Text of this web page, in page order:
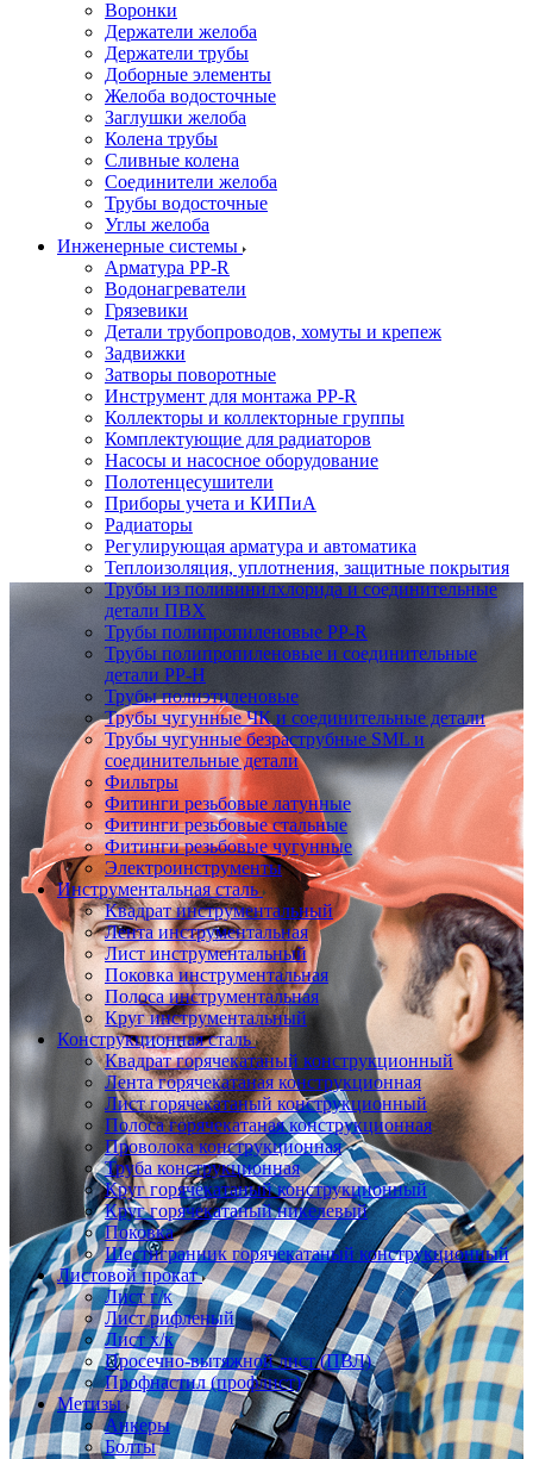
Воронки
Держатели желоба
Держатели трубы
Доборные элементы
Желоба водосточные
Заглушки желоба
Колена трубы
Сливные колена
Соединители желоба
Трубы водосточные
Углы желоба
Инженерные системы
Арматура PP-R
Водонагреватели
Грязевики
Детали трубопроводов, хомуты и крепеж
Задвижки
Затворы поворотные
Инструмент для монтажа PP-R
Коллекторы и коллекторные группы
Комплектующие для радиаторов
Насосы и насосное оборудование
Полотенцесушители
Приборы учета и КИПиА
Радиаторы
Регулирующая арматура и автоматика
Теплоизоляция, уплотнения, защитные покрытия
Трубы из поливинилхлорида и соединительные
детали ПВХ
Трубы полипропиленовые PP-R
Трубы полипропиленовые и соединительные
детали PP-H
Трубы полиэтиленовые
Трубы чугунные ЧК и соединительные детали
Трубы чугунные безраструбные SML и
соединительные детали
Фильтры
Фитинги резьбовые латунные
Фитинги резьбовые стальные
Фитинги резьбовые чугунные
Электроинструменты
Инструментальная сталь
Квадрат инструментальный
Лента инструментальная
Лист инструментальный
Поковка инструментальная
Полоса инструментальная
Круг инструментальный
Конструкционная сталь
Квадрат горячекатаный конструкционный
Лента горячекатаная конструкционная
Лист горячекатаный конструкционный
Полоса горячекатаная конструкционная
Проволока конструкционная
Труба конструкционная
Круг горячекатаный конструкционный
Круг горячекатаный никелевый
Поковка
Шестигранник горячекатаный конструкционный
Листовой прокат
Лист г/к
Лист рифленый
Лист х/к
Просечно-вытяжной лист (ПВЛ)
Профнастил (профлист)
Метизы
Анкеры
Болты